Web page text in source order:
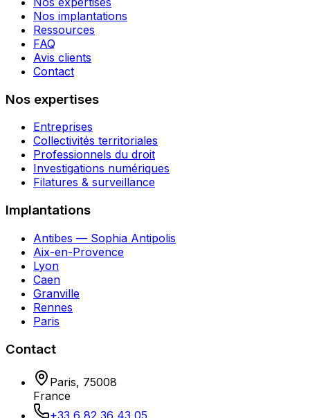
Nos implantations
Ressources
FAQ
Avis clients
Contact
Nos expertises
Entreprises
Collectivités territoriales
Professionnels du droit
Investigations numériques
Filatures & surveillance
Implantations
Antibes — Sophia Antipolis
Aix-en-Provence
Lyon
Caen
Granville
Rennes
Paris
Contact
Paris, 75008
France